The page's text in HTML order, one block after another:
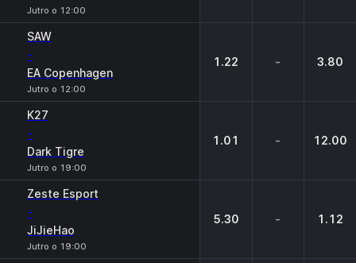
Jutro o 12:00
SAW
-
EA Copenhagen
Jutro o 12:00
1.22 - 3.80
K27
-
Dark Tigre
Jutro o 19:00
1.01 - 12.00
Zeste Esport
-
JiJieHao
Jutro o 19:00
5.30 - 1.12